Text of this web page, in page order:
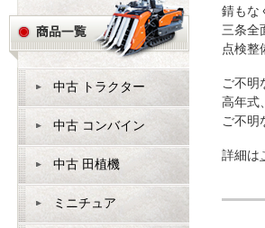
錆もな
三条全
点検整
ご不明
高年式
ご不明
詳細は
中古 トラクター
中古 コンバイン
中古 田植機
ミニチュア